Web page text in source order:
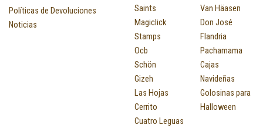
Políticas de Devoluciones
Noticias
Saints
Magiclick
Stamps
Ocb
Schön
Gizeh
Las Hojas
Cerrito
Cuatro Leguas
Van Häasen
Don José
Flandria
Pachamama
Cajas
Navideñas
Golosinas para
Halloween